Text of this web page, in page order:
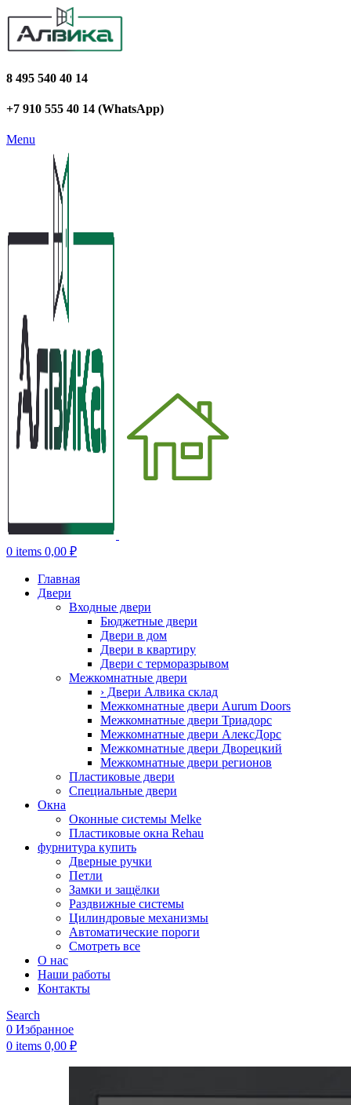
8 495 540 40 14
+7 910 555 40 14 (WhatsApp)
Menu
0 items 0,00 ₽
Главная
Двери
Входные двери
Бюджетные двери
Двери в дом
Двери в квартиру
Двери с терморазрывом
Межкомнатные двери
› Двери Алвика склад
Межкомнатные двери Aurum Doors
Межкомнатные двери Триадорс
Межкомнатные двери АлексДорс
Межкомнатные двери Дворецкий
Межкомнатные двери регионов
Пластиковые двери
Специальные двери
Окна
Оконные системы Melke
Пластиковые окна Rehau
фурнитура купить
Дверные ручки
Петли
Замки и защёлки
Раздвижные системы
Цилиндровые механизмы
Автоматические пороги
Смотреть все
О нас
Наши работы
Контакты
Search
0 Избранное
0 items 0,00 ₽